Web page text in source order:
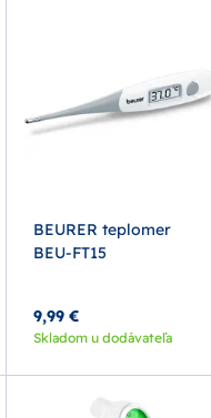
BEURER teplomer
BEU-FT15
9,99 €
Skladom u dodávateľa